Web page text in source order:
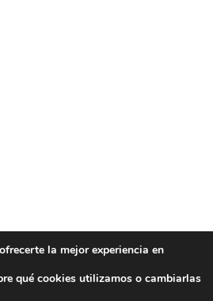
la mejor experiencia en
qué cookies utilizamos o cambiarlas